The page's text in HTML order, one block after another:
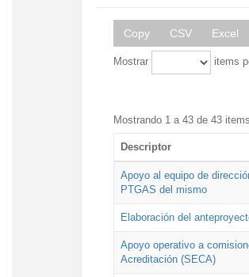
Copy CSV Excel
Mostrar items
Mostrando 1 a 43 de 43 items
Descriptor
Apoyo al equipo de
PTGAS del mismo
Elaboración del
Apoyo operativo a
Acreditación (SECA)